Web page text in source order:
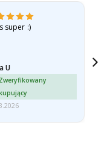
super :)
U
Zweryfikowany